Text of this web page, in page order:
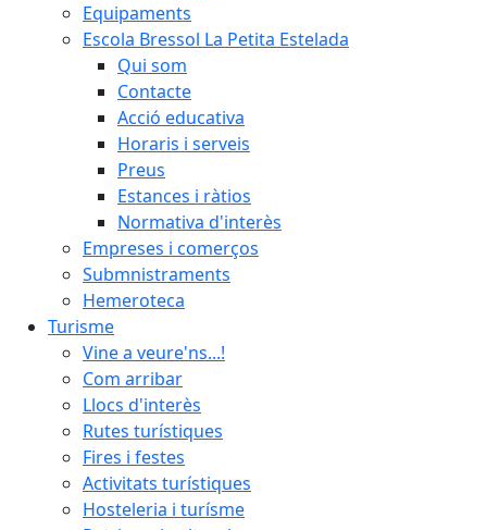
Equipaments
Escola Bressol La Petita Estelada
Qui som
Contacte
Acció educativa
Horaris i serveis
Preus
Estances i ràtios
Normativa d'interès
Empreses i comerços
Submnistraments
Hemeroteca
Turisme
Vine a veure'ns...!
Com arribar
Llocs d'interès
Rutes turístiques
Fires i festes
Activitats turístiques
Hosteleria i turísme